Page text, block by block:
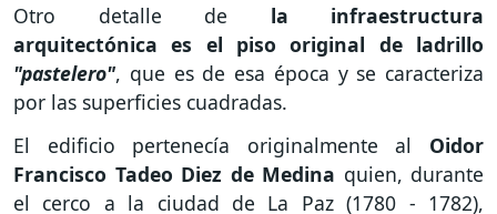
Otro detalle de la infraestructura
arquitectónica es el piso original de ladrillo
"pastelero", que es de esa época y se caracteriza
por las superficies cuadradas.
El edificio pertenecía originalmente al Oidor
Francisco Tadeo Diez de Medina quien, durante
el cerco a la ciudad de La Paz (1780 - 1782),